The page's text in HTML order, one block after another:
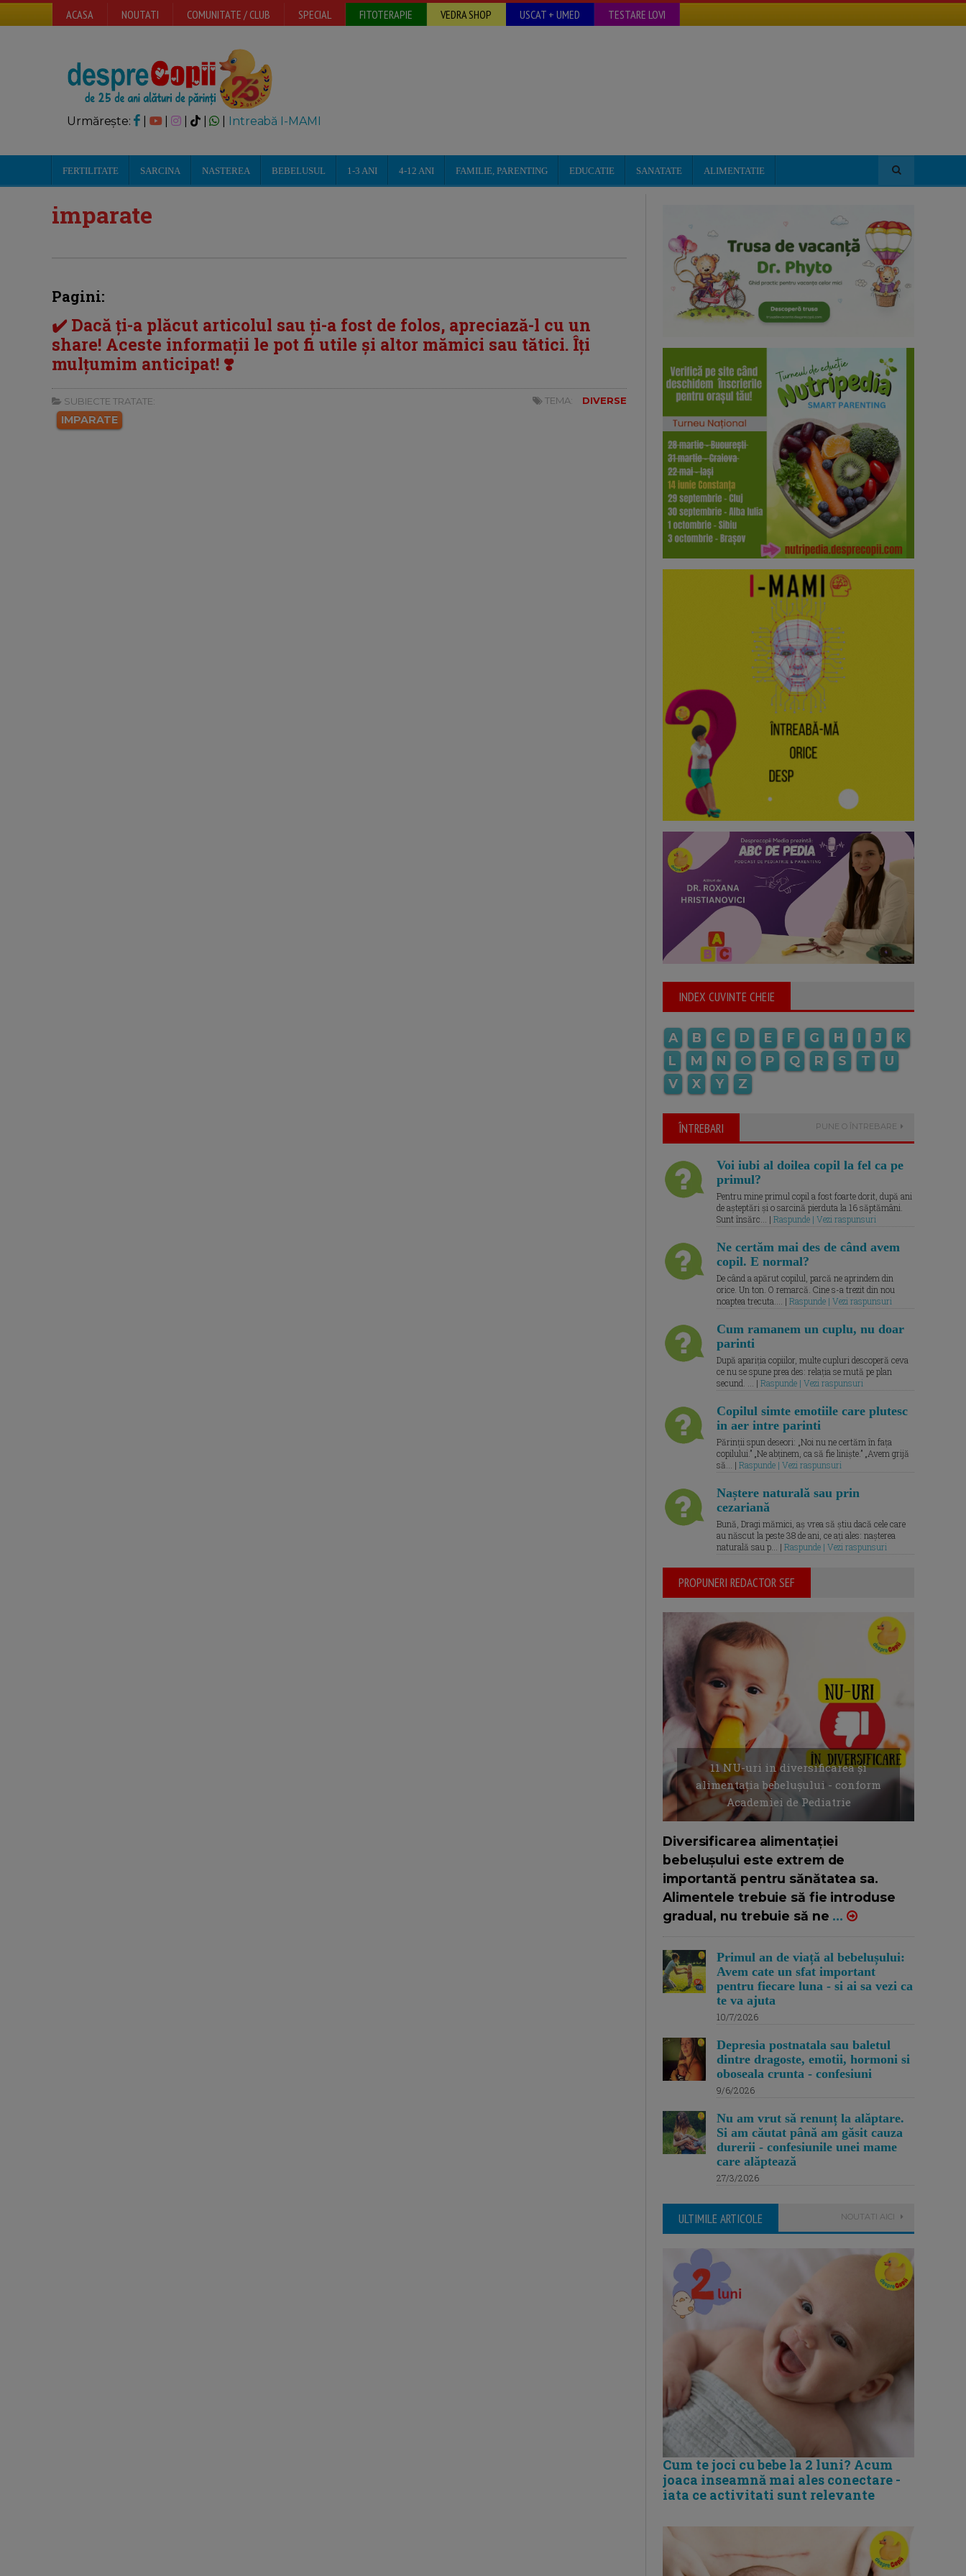
ACASA NOUTATI COMUNITATE / CLUB SPECIAL FITOTERAPIE VEDRA SHOP USCAT + UMED TESTARE LOVI
Urmărește: | | Intreabă I-MAMI
FERTILITATE SARCINA NASTEREA BEBELUSUL 1-3 ANI 4-12 ANI FAMILIE, PARENTING EDUCATIE SANATATE ALIMENTATIE
imparate
Pagini:
✔️ Dacă ți-a plăcut articolul sau ți-a fost de folos, apreciază-l cu un
share! Aceste informații le pot fi utile și altor mămici sau tătici. Îți
mulțumim anticipat! ❣️
SUBIECTE TRATATE:
IMPARATE
TEMA: DIVERSE
INDEX CUVINTE CHEIE
A B C D E F G H I J
K
L
M N O P Q R S T
U
V
X Y Z
ÎNTREBARI PUNE O ÎNTREBARE
Voi iubi al doilea copil la fel ca pe
primul?
Pentru mine primul copil a fost foarte dorit, după ani
de așteptări și o sarcină pierduta la 16 săptămâni.
Sunt însărc... | Raspunde | Vezi raspunsuri
Ne certăm mai des de când avem
copil. E normal?
De când a apărut copilul, parcă ne aprindem din
orice. Un ton. O remarcă. Cine s-a trezit din nou
noaptea trecuta.... | Raspunde | Vezi raspunsuri
Cum ramanem un cuplu, nu doar
parinti
După apariția copiilor, multe cupluri descoperă ceva
ce nu se spune prea des: relația se mută pe plan
secund. ... | Raspunde | Vezi raspunsuri
Copilul simte emotiile care plutesc
in aer intre parinti
Părinții spun deseori: „Noi nu ne certăm în fața
copilului.” „Ne abținem, ca să fie liniște.” „Avem grijă
să... | Raspunde | Vezi raspunsuri
Naștere naturală sau prin
cezariană
Bună, Dragi mămici, aș vrea să știu dacă cele care
au născut la peste 38 de ani, ce ați ales: nașterea
naturală sau p... | Raspunde | Vezi raspunsuri
PROPUNERI REDACTOR SEF
11 NU-uri in diversificarea și
alimentația bebelușului - conform
Academiei de Pediatrie
Diversificarea alimentației
bebelușului este extrem de
importantă pentru sănătatea sa.
Alimentele trebuie să fie introduse
gradual, nu trebuie să ne ...
Primul an de viață al bebelușului:
Avem cate un sfat important
pentru fiecare luna - si ai sa vezi ca
te va ajuta
10/7/2026
Depresia postnatala sau baletul
dintre dragoste, emotii, hormoni si
oboseala crunta - confesiuni
9/6/2026
Nu am vrut să renunț la alăptare.
Si am căutat până am găsit cauza
durerii - confesiunile unei mame
care alăptează
27/3/2026
ULTIMILE ARTICOLE NOUTATI AICI
Cum te joci cu bebe la 2 luni? Acum
joaca inseamnă mai ales conectare -
iata ce activitati sunt relevante